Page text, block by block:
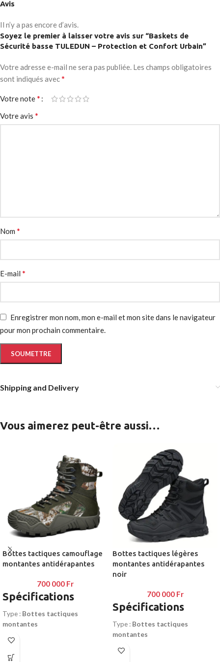
Avis
Il n’y a pas encore d’avis.
Soyez le premier à laisser votre avis sur “Baskets de
Sécurité basse TULEDUN – Protection et Confort Urbain”
Votre adresse e-mail ne sera pas publiée. Les champs obligatoires
sont indiqués avec*
Votre note*
Votre avis *
Nom *
E-mail *
Enregistrer mon nom, mon e-mail et mon site dans le navigateur
pour mon prochain commentaire.
Shipping and Delivery
Vous aimerez peut-être aussi…
Bottes tactiques camouflage
montantes antidérapantes
700 000 Fr
Spécifications
Type : Bottes tactiques
montantes
chasse
Matière :
Bottes tactiques légères
montantes antidérapantes
noir
700 000 Fr
Spécifications
Type : Bottes tactiques
montantes
intervention